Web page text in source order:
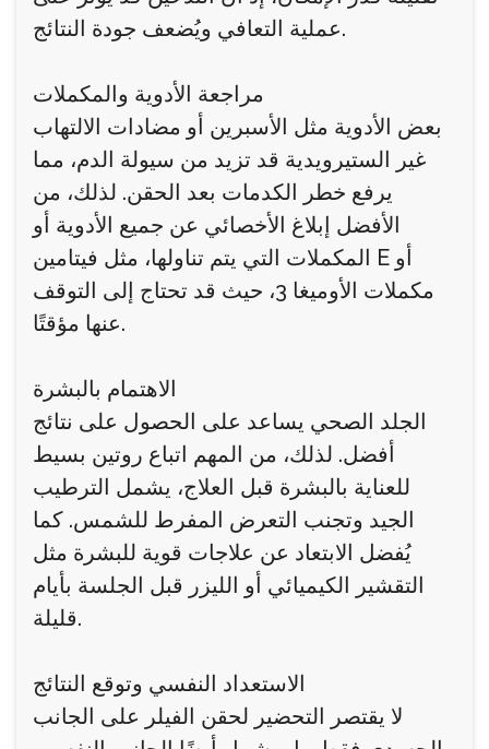
عملية التعافي ويُضعف جودة النتائج.
مراجعة الأدوية والمكملات
بعض الأدوية مثل الأسبرين أو مضادات الالتهاب
غير الستيرويدية قد تزيد من سيولة الدم، مما
يرفع خطر الكدمات بعد الحقن. لذلك، من
الأفضل إبلاغ الأخصائي عن جميع الأدوية أو
المكملات التي يتم تناولها، مثل فيتامين E أو
مكملات الأوميغا 3، حيث قد تحتاج إلى التوقف
عنها مؤقتًا.
الاهتمام بالبشرة
الجلد الصحي يساعد على الحصول على نتائج
أفضل. لذلك، من المهم اتباع روتين بسيط
للعناية بالبشرة قبل العلاج، يشمل الترطيب
الجيد وتجنب التعرض المفرط للشمس. كما
يُفضل الابتعاد عن علاجات قوية للبشرة مثل
التقشير الكيميائي أو الليزر قبل الجلسة بأيام
قليلة.
الاستعداد النفسي وتوقع النتائج
لا يقتصر التحضير لحقن الفيلر على الجانب